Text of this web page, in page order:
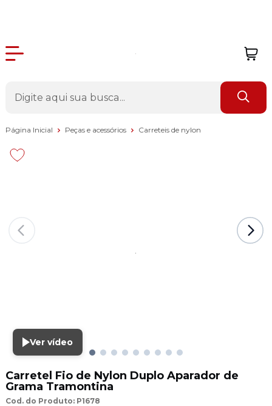
Página Inicial Peças e acessórios Carreteis de nylon
Ver vídeo
Carretel Fio de Nylon Duplo Aparador de
Grama Tramontina
Cod. do Produto: P1678